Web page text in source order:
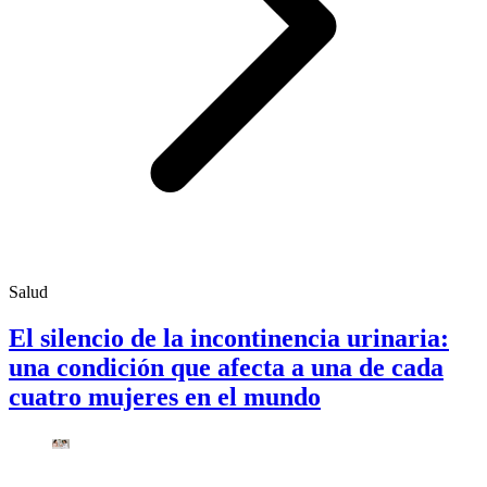
Salud
El silencio de la incontinencia urinaria:
una condición que afecta a una de cada
cuatro mujeres en el mundo